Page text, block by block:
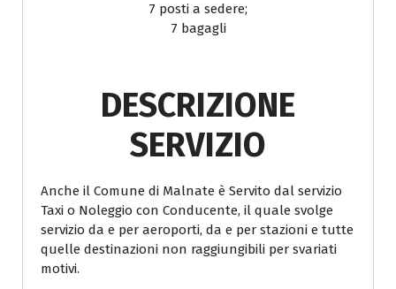
7 posti a sedere;
7 bagagli
DESCRIZIONE
SERVIZIO
Anche il Comune di Malnate è Servito dal servizio
Taxi o Noleggio con Conducente, il quale svolge
servizio da e per aeroporti, da e per stazioni e tutte
quelle destinazioni non raggiungibili per svariati
motivi.